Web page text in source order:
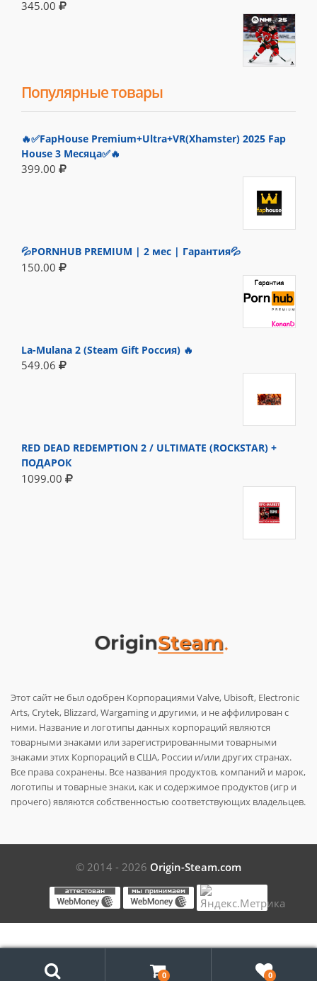
345.00
Популярные товары
🔥✅FapHouse Premium+Ultra+VR(Xhamster) 2025 Fap
House 3 Месяца✅🔥
399.00
💦PORNHUB PREMIUM | 2 мес | Гарантия💦
150.00
La-Mulana 2 (Steam Gift Россия) 🔥
549.06
RED DEAD REDEMPTION 2 / ULTIMATE (ROCKSTAR) +
ПОДАРОК
1099.00
Этот сайт не был одобрен Корпорациями Valve, Ubisoft, Electronic
Arts, Crytek, Blizzard, Wargaming и другими, и не аффилирован с
ними. Название и логотипы данных корпораций являются
товарными знаками или зарегистрированными товарными
знаками этих Корпораций в США, России и/или других странах.
Все права сохранены. Все названия продуктов, компаний и марок,
логотипы и товарные знаки, как и содержимое продуктов (игр и
прочего) являются собственностью соответствующих владельцев.
© 2014 - 2026 Origin-Steam.com
0 0